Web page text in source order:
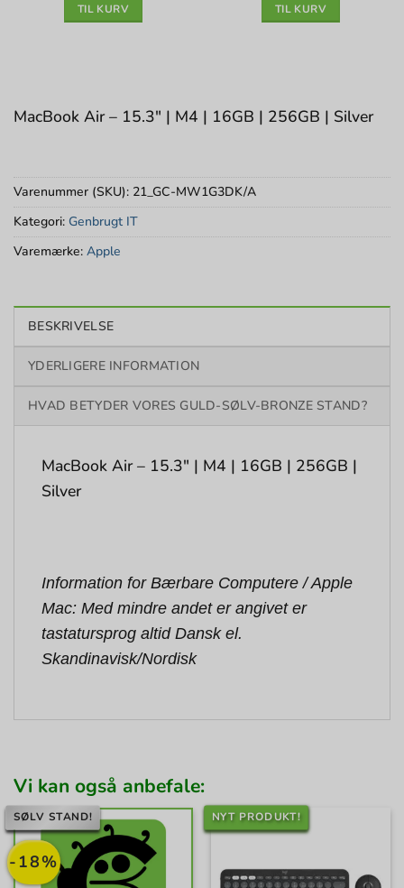
TIL KURV TIL KURV
MacBook Air – 15.3″ | M4 | 16GB | 256GB | Silver
Varenummer (SKU): 21_GC-MW1G3DK/A
Kategori: Genbrugt IT
Varemærke: Apple
BESKRIVELSE
YDERLIGERE INFORMATION
HVAD BETYDER VORES GULD-SØLV-BRONZE STAND?
MacBook Air – 15.3″ | M4 | 16GB | 256GB |
Silver
Information for Bærbare Computere / Apple
Mac: Med mindre andet er angivet er
tastatursprog altid Dansk el.
Skandinavisk/Nordisk
Vi kan også anbefale:
-18%
SØLV STAND! NYT PRODUKT!